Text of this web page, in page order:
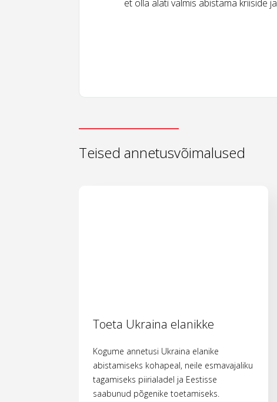
et olla alati valmis abistama kriiside
Teised annetusvõimalused
Toeta Ukraina elanikke
Kogume annetusi Ukraina elanike
abistamiseks kohapeal, neile esmavajaliku
tagamiseks piirialadel ja Eestisse
saabunud põgenike toetamiseks.